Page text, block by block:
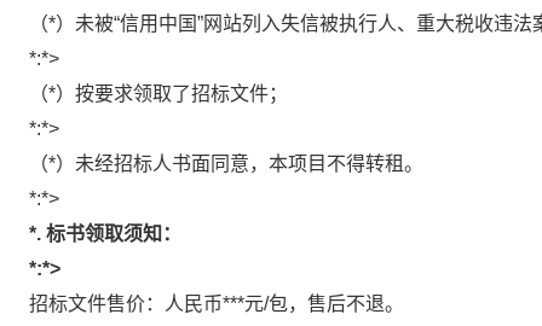
（*）未被“信用中国”网站列入失信被执行人、重大税收违法
*:*>
（*）按要求领取了招标文件；
*:*>
（*）未经招标人书面同意，本项目不得转租。
*:*>
*. 标书领取须知：
*:*>
招标文件售价：人民币***元/包，售后不退。